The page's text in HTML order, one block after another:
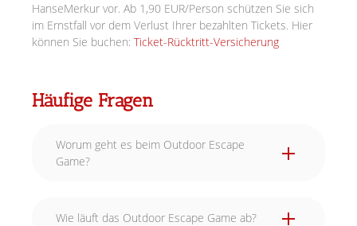
HanseMerkur vor. Ab 1,90 EUR/Person schützen Sie sich
im Ernstfall vor dem Verlust Ihrer bezahlten Tickets. Hier
können Sie buchen: Ticket-Rücktritt-Versicherung
Häufige Fragen
Worum geht es beim Outdoor Escape
Game?
Wie läuft das Outdoor Escape Game ab?